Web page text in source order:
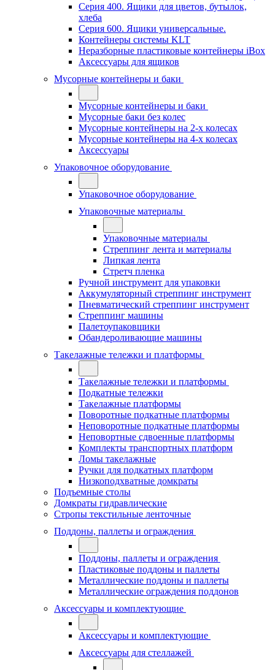
Серия 400. Ящики для цветов, бутылок,
хлеба
Серия 600. Ящики универсальные.
Контейнеры системы KLT
Неразборные пластиковые контейнеры iBox
Аксессуары для ящиков
Мусорные контейнеры и баки
Мусорные контейнеры и баки
Мусорные баки без колес
Мусорные контейнеры на 2-х колесах
Мусорные контейнеры на 4-х колесах
Аксессуары
Упаковочное оборудование
Упаковочное оборудование
Упаковочные материалы
Упаковочные материалы
Стреппинг лента и материалы
Липкая лента
Стретч пленка
Ручной инструмент для упаковки
Аккумуляторный стреппинг инструмент
Пневматический стреппинг инструмент
Стреппинг машины
Палетоупаковщики
Обандероливающие машины
Такелажные тележки и платформы
Такелажные тележки и платформы
Подкатные тележки
Такелажные платформы
Поворотные подкатные платформы
Неповоротные подкатные платформы
Неповортные сдвоенные платформы
Комплекты транспортных платформ
Ломы такелажные
Ручки для подкатных платформ
Низкоподхватные домкраты
Подъемные столы
Домкраты гидравлические
Стропы текстильные ленточные
Поддоны, паллеты и ограждения
Поддоны, паллеты и ограждения
Пластиковые поддоны и паллеты
Металлические поддоны и паллеты
Металлические ограждения поддонов
Аксессуары и комплектующие
Аксессуары и комплектующие
Аксессуары для стеллажей